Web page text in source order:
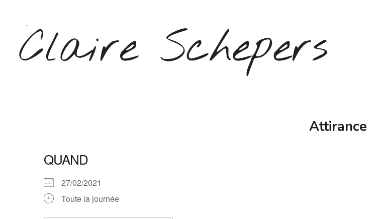
contenu
(Pressez
Attirance
QUAND
27/02/2021
Toute la journée